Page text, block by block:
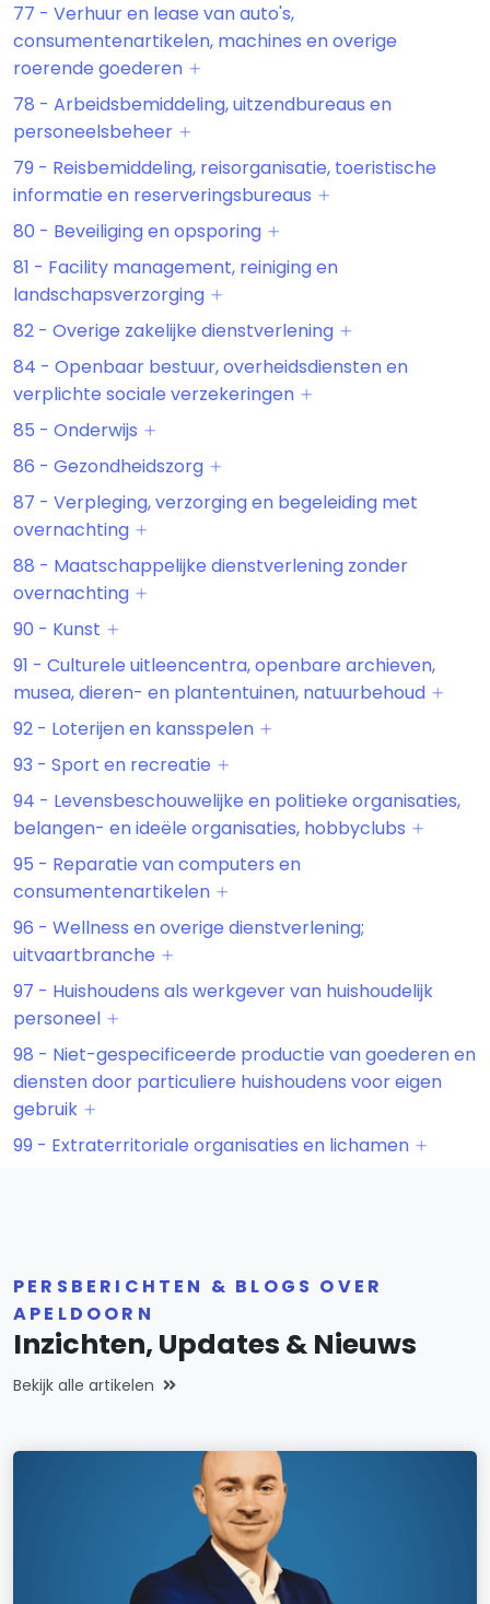
77 - Verhuur en lease van auto's,
consumentenartikelen, machines en overige
roerende goederen
78 - Arbeidsbemiddeling, uitzendbureaus en
personeelsbeheer
79 - Reisbemiddeling, reisorganisatie, toeristische
informatie en reserveringsbureaus
80 - Beveiliging en opsporing
81 - Facility management, reiniging en
landschapsverzorging
82 - Overige zakelijke dienstverlening
84 - Openbaar bestuur, overheidsdiensten en
verplichte sociale verzekeringen
85 - Onderwijs
86 - Gezondheidszorg
87 - Verpleging, verzorging en begeleiding met
overnachting
88 - Maatschappelijke dienstverlening zonder
overnachting
90 - Kunst
91 - Culturele uitleencentra, openbare archieven,
musea, dieren- en plantentuinen, natuurbehoud
92 - Loterijen en kansspelen
93 - Sport en recreatie
94 - Levensbeschouwelijke en politieke organisaties,
belangen- en ideële organisaties, hobbyclubs
95 - Reparatie van computers en
consumentenartikelen
96 - Wellness en overige dienstverlening;
uitvaartbranche
97 - Huishoudens als werkgever van huishoudelijk
personeel
98 - Niet-gespecificeerde productie van goederen en
diensten door particuliere huishoudens voor eigen
gebruik
99 - Extraterritoriale organisaties en lichamen
PERSBERICHTEN & BLOGS OVER
APELDOORN
Inzichten, Updates & Nieuws
Bekijk alle artikelen